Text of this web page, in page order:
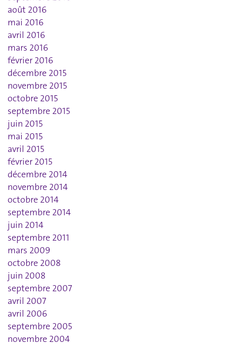
août 2016
mai 2016
avril 2016
mars 2016
février 2016
décembre 2015
novembre 2015
octobre 2015
septembre 2015
juin 2015
mai 2015
avril 2015
février 2015
décembre 2014
novembre 2014
octobre 2014
septembre 2014
juin 2014
septembre 2011
mars 2009
octobre 2008
juin 2008
septembre 2007
avril 2007
avril 2006
septembre 2005
novembre 2004